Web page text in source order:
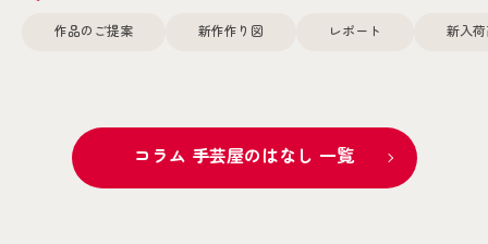
作品のご提案 新作作り図 レポート 新入
コラム 手芸屋のはなし 一覧